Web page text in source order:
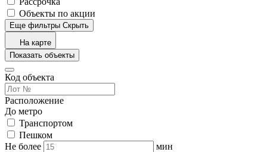
Объекты по акции
Еще фильтры Скрыть
На карте
Показать объекты
Код объекта
Расположение
До метро
Транспортом
Пешком
Не более
мин